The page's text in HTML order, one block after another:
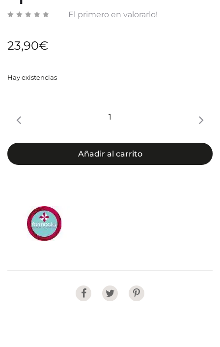
El primero en valorarlo!
23,90€
Hay existencias
cantidad
Añadir al carrito
Share